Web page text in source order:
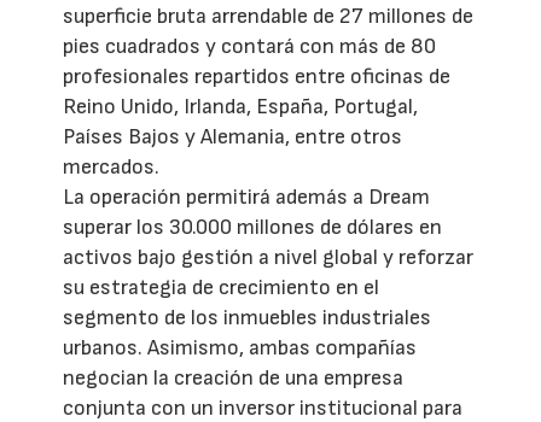
superficie bruta arrendable de 27 millones de
pies cuadrados y contará con más de 80
profesionales repartidos entre oficinas de
Reino Unido, Irlanda, España, Portugal,
Países Bajos y Alemania, entre otros
mercados.
La operación permitirá además a Dream
superar los 30.000 millones de dólares en
activos bajo gestión a nivel global y reforzar
su estrategia de crecimiento en el
segmento de los inmuebles industriales
urbanos. Asimismo, ambas compañías
negocian la creación de una empresa
conjunta con un inversor institucional para